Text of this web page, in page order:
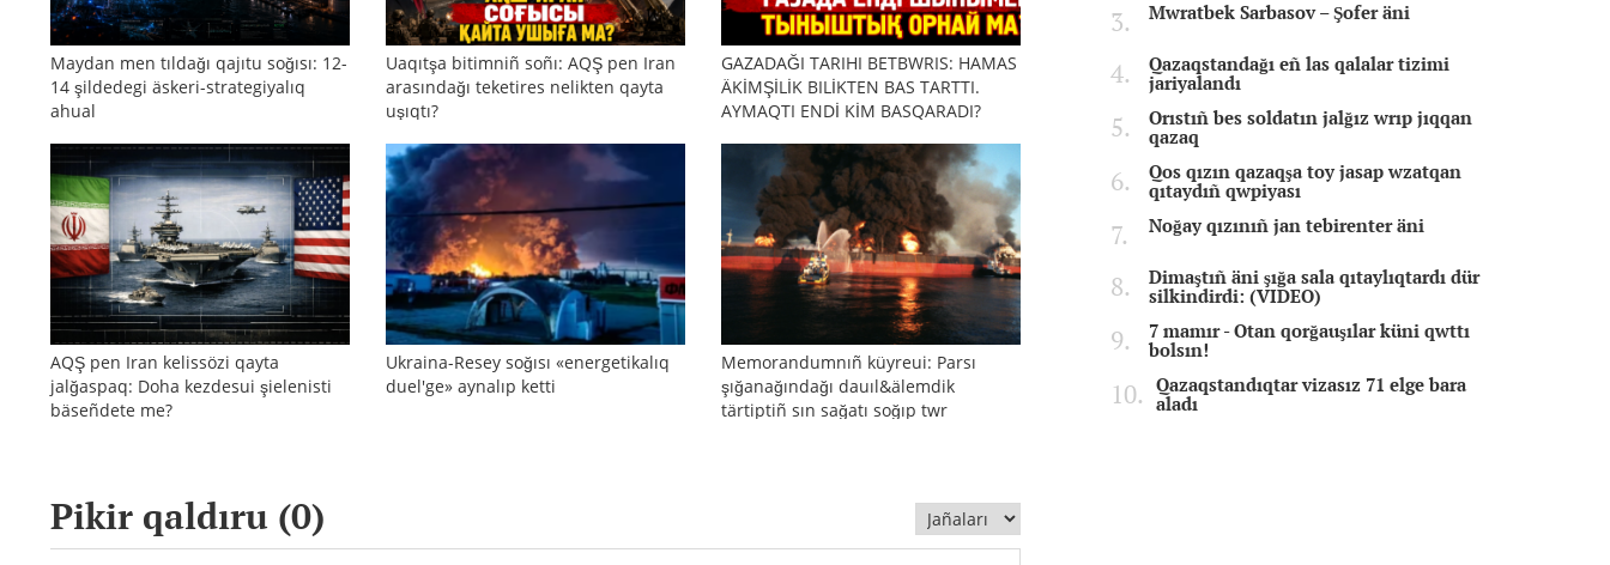
Maydan men tıldağı qajıtu soğısı: 12-
14 şildedegi äskeri-strategiyalıq
ahual
Uaqıtşa bitimniñ soñı: AQŞ pen Iran
arasındağı teketires nelikten qayta
uşıqtı?
GAZADAĞI TARIHI BETBWRIS: HAMAS
ÄKİMŞİLİK BILİKTEN BAS TARTTI.
AYMAQTI ENDİ KİM BASQARADI?
AQŞ pen Iran kelissözi qayta
jalğaspaq: Doha kezdesui şielenisti
bäseñdete me?
Ukraina-Resey soğısı «energetikalıq
duel'ge» aynalıp ketti
Memorandumnıñ küyreui: Parsı
şığanağındağı dauıl&älemdik
tärtiptiñ sın sağatı soğıp twr
Pikir qaldıru (0)
Mwratbek Sarbasov – Şofer äni
Qazaqstandağı eñ las qalalar tizimi
jariyalandı
Orıstıñ bes soldatın jalğız wrıp jıqqan
qazaq
Qos qızın qazaqşa toy jasap wzatqan
qıtaydıñ qwpiyası
Noğay qızınıñ jan tebirenter äni
Dimaştıñ äni şığa sala qıtaylıqtardı dür
silkindirdi: (VIDEO)
7 mamır - Otan qorğauşılar küni qwttı
bolsın!
Qazaqstandıqtar vizasız 71 elge bara
aladı